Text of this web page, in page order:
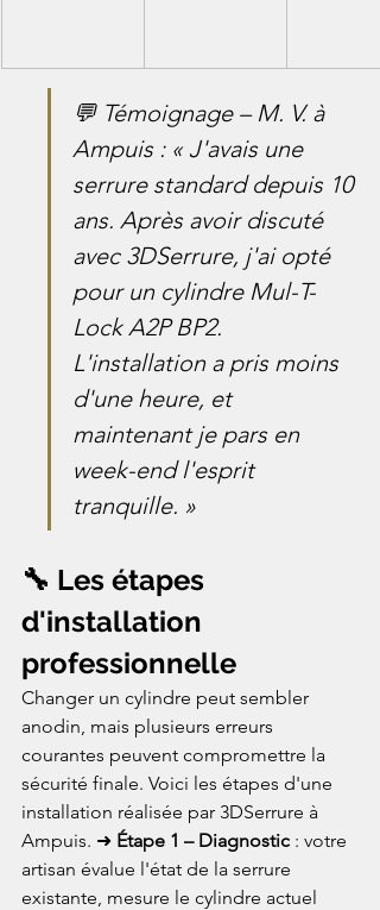
💬 Témoignage – M. V. à
Ampuis : « J'avais une
serrure standard depuis 10
ans. Après avoir discuté
avec 3DSerrure, j'ai opté
pour un cylindre Mul-T-
Lock A2P BP2.
L'installation a pris moins
d'une heure, et
maintenant je pars en
week-end l'esprit
tranquille. »
🔧 Les étapes
d'installation
professionnelle
Changer un cylindre peut sembler
anodin, mais plusieurs erreurs
courantes peuvent compromettre la
sécurité finale. Voici les étapes d'une
installation réalisée par 3DSerrure à
Ampuis. ➜ Étape 1 – Diagnostic : votre
artisan évalue l'état de la serrure
existante, mesure le cylindre actuel